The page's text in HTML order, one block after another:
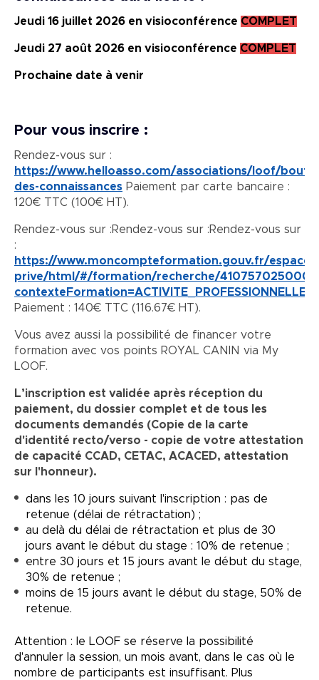
Jeudi 16 juillet 2026 en visioconférence COMPLET
Jeudi 27 août 2026 en visioconférence COMPLET
Prochaine date à venir
Pour vous inscrire :
Rendez-vous sur :
https://www.helloasso.com/associations/loof/
des-connaissances Paiement par carte bancaire :
120€ TTC (100€ HT).
Rendez-vous sur :Rendez-vous sur :Rendez-vous sur
:
https://www.moncompteformation.gouv.fr/espace-
prive/html/#/formation/recherche/
contexteFormation=ACTIVITE_PROFESSIONNELLE
Paiement : 140€ TTC (116.67€ HT).
Vous avez aussi la possibilité de financer votre
formation avec vos points ROYAL CANIN via My
LOOF.
L’inscription est validée après réception du
paiement, du dossier complet et de tous les
documents demandés (Copie de la carte
d'identité recto/verso - copie de votre attestation
de capacité CCAD, CETAC, ACACED, attestation
sur l'honneur).
dans les 10 jours suivant l'inscription : pas de
retenue (délai de rétractation) ;
au delà du délai de rétractation et plus de 30
jours avant le début du stage : 10% de retenue ;
entre 30 jours et 15 jours avant le début du stage,
30% de retenue ;
moins de 15 jours avant le début du stage, 50% de
retenue.
Attention : le LOOF se réserve la possibilité
d'annuler la session, un mois avant, dans le cas où le
nombre de participants est insuffisant. Plus